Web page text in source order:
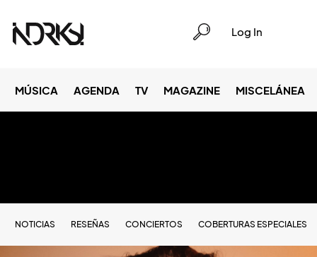
Log In
MÚSICA AGENDA TV MAGAZINE MISCELÁNEA
NOTICIAS RESEÑAS CONCIERTOS COBERTURAS ESPECIALES